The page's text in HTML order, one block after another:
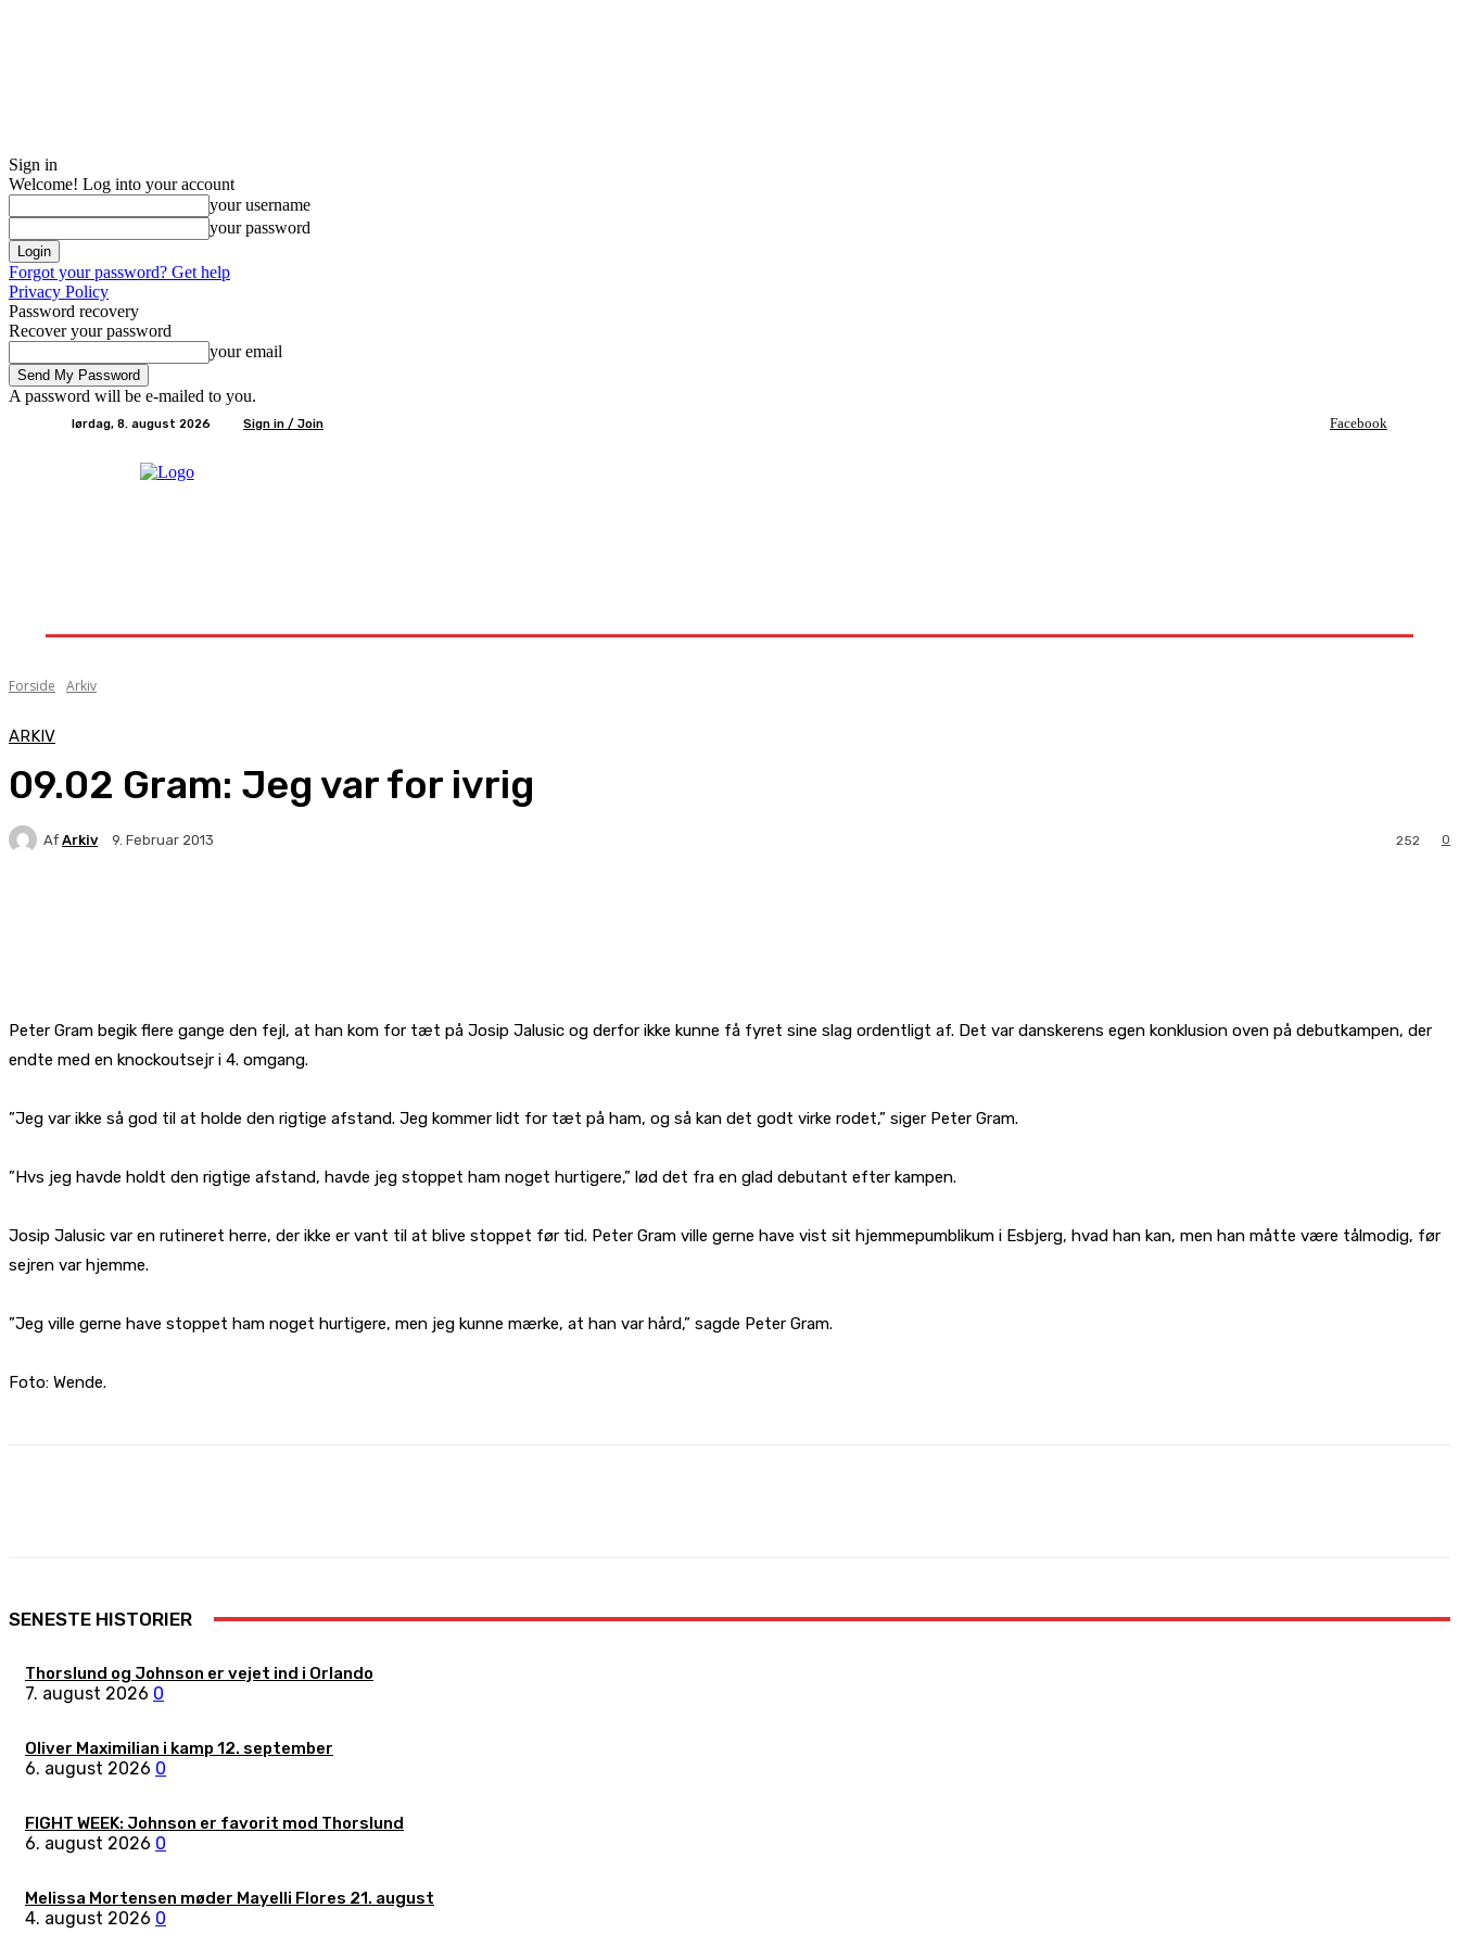
Sign in
Welcome! Log into your account
your username
your password
Forgot your password? Get help
Privacy Policy
Password recovery
Recover your password
your email
A password will be e-mailed to you.
lørdag, 8. august 2026 Sign in / Join Facebook
Forside Arkiv
ARKIV
09.02 Gram: Jeg var for ivrig
Af Arkiv 9. Februar 2013 0
252
Peter Gram begik flere gange den fejl, at han kom for tæt på Josip Jalusic og derfor ikke kunne få fyret sine slag ordentligt af. Det var danskerens egen konklusion oven på debutkampen, der
endte med en knockoutsejr i 4. omgang.
”Jeg var ikke så god til at holde den rigtige afstand. Jeg kommer lidt for tæt på ham, og så kan det godt virke rodet,” siger Peter Gram.
”Hvs jeg havde holdt den rigtige afstand, havde jeg stoppet ham noget hurtigere,” lød det fra en glad debutant efter kampen.
Josip Jalusic var en rutineret herre, der ikke er vant til at blive stoppet før tid. Peter Gram ville gerne have vist sit hjemmepumblikum i Esbjerg, hvad han kan, men han måtte være tålmodig, før
sejren var hjemme.
”Jeg ville gerne have stoppet ham noget hurtigere, men jeg kunne mærke, at han var hård,” sagde Peter Gram.
Foto: Wende.
SENESTE HISTORIER
Thorslund og Johnson er vejet ind i Orlando
7. august 2026 0
Oliver Maximilian i kamp 12. september
6. august 2026 0
FIGHT WEEK: Johnson er favorit mod Thorslund
6. august 2026 0
Melissa Mortensen møder Mayelli Flores 21. august
4. august 2026 0